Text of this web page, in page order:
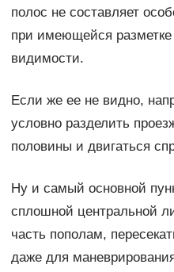
полос не составляет
при имеющейся
видимости.
Если же ее не видно,
условно разделить
половины и двигаться
Ну и самый основной
сплошной центральной
часть пополам,
даже для